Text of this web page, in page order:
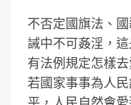
不否定國旗法、
誡中不可姦淫，
有法例規定怎樣
若國家事事為人